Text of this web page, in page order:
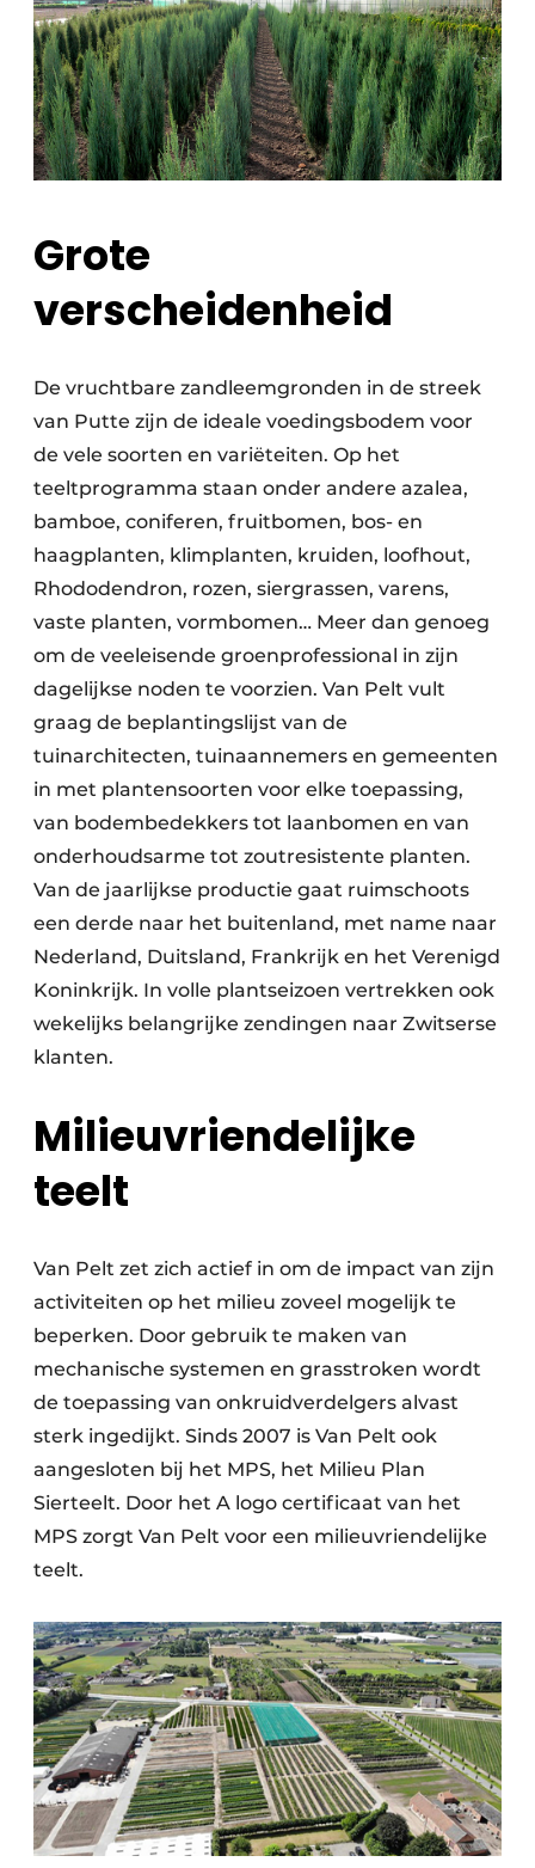
Grote
verscheidenheid
De vruchtbare zandleemgronden in de streek
van Putte zijn de ideale voedingsbodem voor
de vele soorten en variëteiten. Op het
teeltprogramma staan onder andere azalea,
bamboe, coniferen, fruitbomen, bos- en
haagplanten, klimplanten, kruiden, loofhout,
Rhododendron, rozen, siergrassen, varens,
vaste planten, vormbomen… Meer dan genoeg
om de veeleisende groenprofessional in zijn
dagelijkse noden te voorzien. Van Pelt vult
graag de beplantingslijst van de
tuinarchitecten, tuinaannemers en gemeenten
in met plantensoorten voor elke toepassing,
van bodembedekkers tot laanbomen en van
onderhoudsarme tot zoutresistente planten.
Van de jaarlijkse productie gaat ruimschoots
een derde naar het buitenland, met name naar
Nederland, Duitsland, Frankrijk en het Verenigd
Koninkrijk. In volle plantseizoen vertrekken ook
wekelijks belangrijke zendingen naar Zwitserse
klanten.
Milieuvriendelijke
teelt
Van Pelt zet zich actief in om de impact van zijn
activiteiten op het milieu zoveel mogelijk te
beperken. Door gebruik te maken van
mechanische systemen en grasstroken wordt
de toepassing van onkruidverdelgers alvast
sterk ingedijkt. Sinds 2007 is Van Pelt ook
aangesloten bij het MPS, het Milieu Plan
Sierteelt. Door het A logo certificaat van het
MPS zorgt Van Pelt voor een milieuvriendelijke
teelt.